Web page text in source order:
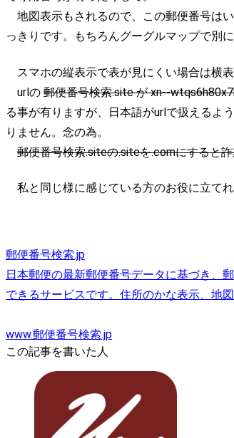
地図表示もされるので、この郵便番号は
っきりです。もちろんグーグルマップで別
スマホの縦表示で表が見にくい場合は横表
urlの 郵便番号検索.site が xn--
る事が有りますが、日本語がurlで扱えるよ
りません。念の為。
郵便番号検索.siteの.siteを.comにすると
私と同じ様に感じている方のお役に立てれ
郵便番号検索.jp
日本郵便の最新郵便番号データに基づき、
できるサービスです。住所のかな表示、地
www.郵便番号検索.jp
この記事を書いた人